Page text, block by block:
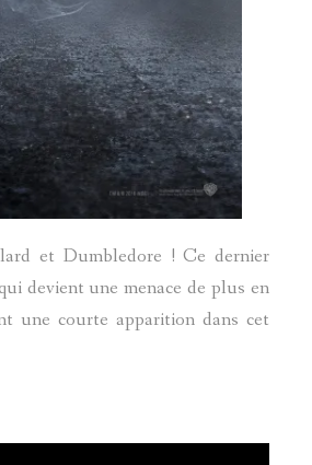
et Dumbledore ! Ce dernier
devient une menace de plus en
une courte apparition dans cet